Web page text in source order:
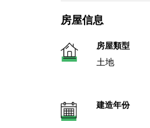
房屋信息
房屋類型
土地
建造年份